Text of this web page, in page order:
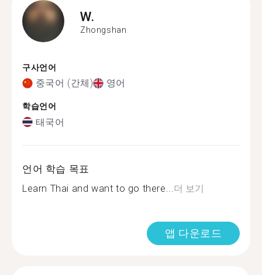
W.
Zhongshan
구사언어
중국어 (간체) 영어
학습언어
태국어
언어 학습 목표
Learn Thai and want to go there... 더 보기
앱 다운로드